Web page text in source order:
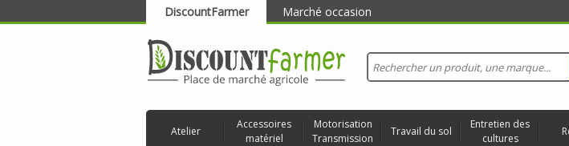
DiscountFarmer Marché occasion
RECHERCHER
Atelier
Accessoires
matériel
Motorisation
Transmission
Travail du sol
Entretien des
cultures